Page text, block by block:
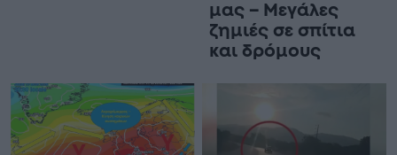
μας – Μεγάλες
ζημιές σε σπίτια
και δρόμους